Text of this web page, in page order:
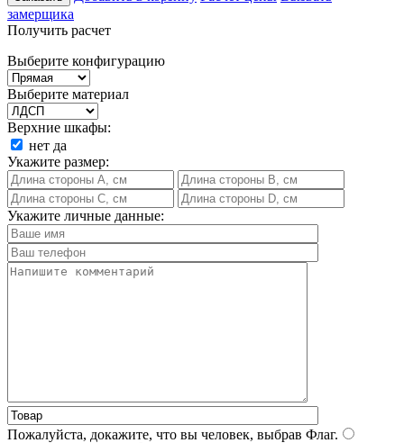
замерщика
Получить расчет
Выберите конфигурацию
Выберите материал
Верхние шкафы:
нет да
Укажите размер:
Укажите личные данные:
Пожалуйста, докажите, что вы человек, выбрав Флаг.